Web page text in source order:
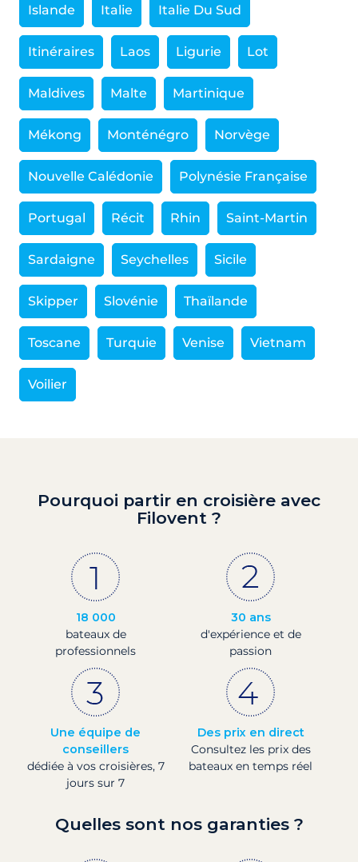
Islande Italie Italie Du Sud
Itinéraires Laos Ligurie Lot
Maldives Malte Martinique
Mékong Monténégro Norvège
Nouvelle Calédonie Polynésie Française
Portugal Récit Rhin Saint-Martin
Sardaigne Seychelles Sicile
Skipper Slovénie Thaïlande
Toscane Turquie Venise Vietnam
Voilier
Pourquoi partir en croisière avec
Filovent ?
18 000
bateaux de
professionnels
30 ans
d'expérience et de
passion
Une équipe de
conseillers
dédiée à vos croisières, 7
jours sur 7
Des prix en direct
Consultez les prix des
bateaux en temps réel
Quelles sont nos garanties ?